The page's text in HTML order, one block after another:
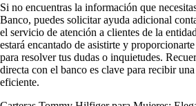
Si no encuentras la información que
Banco, puedes solicitar ayuda adicional
el servicio de atención a clientes de la
estará encantado de asistirte y
para resolver tus dudas o inquietudes.
directa con el banco es clave para recibir
eficiente.